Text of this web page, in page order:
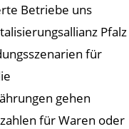
Betriebe uns
Pfalz
für
gehen
für Waren oder